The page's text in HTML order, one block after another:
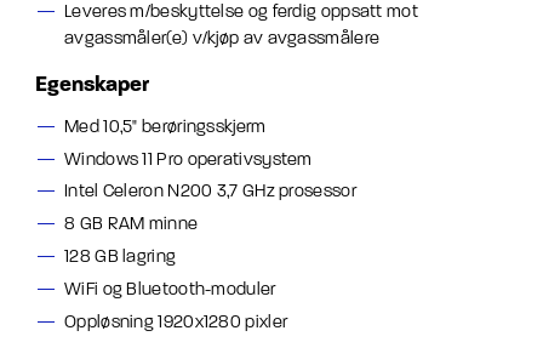
Leveres m/beskyttelse og ferdig oppsatt mot
avgassmåler(e) v/kjøp av avgassmålere
Egenskaper
Med 10,5" berøringsskjerm
Windows 11 Pro operativsystem
Intel Celeron N200 3,7 GHz prosessor
8 GB RAM minne
128 GB lagring
WiFi og Bluetooth-moduler
Oppløsning 1920x1280 pixler